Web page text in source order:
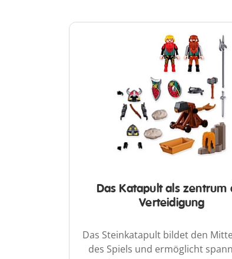
Das Katapult als zentrum
Verteidigung
Das Steinkatapult bildet den
des Spiels und ermöglicht